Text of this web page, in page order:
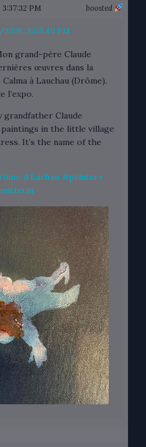
boosted
PM
3:09:40 PM
grand-père Claude
œuvres dans la
à Lauchau (Drôme).
l’expo.
grandfather Claude
in the little village
It’s the name of the
#Lachau #peinture